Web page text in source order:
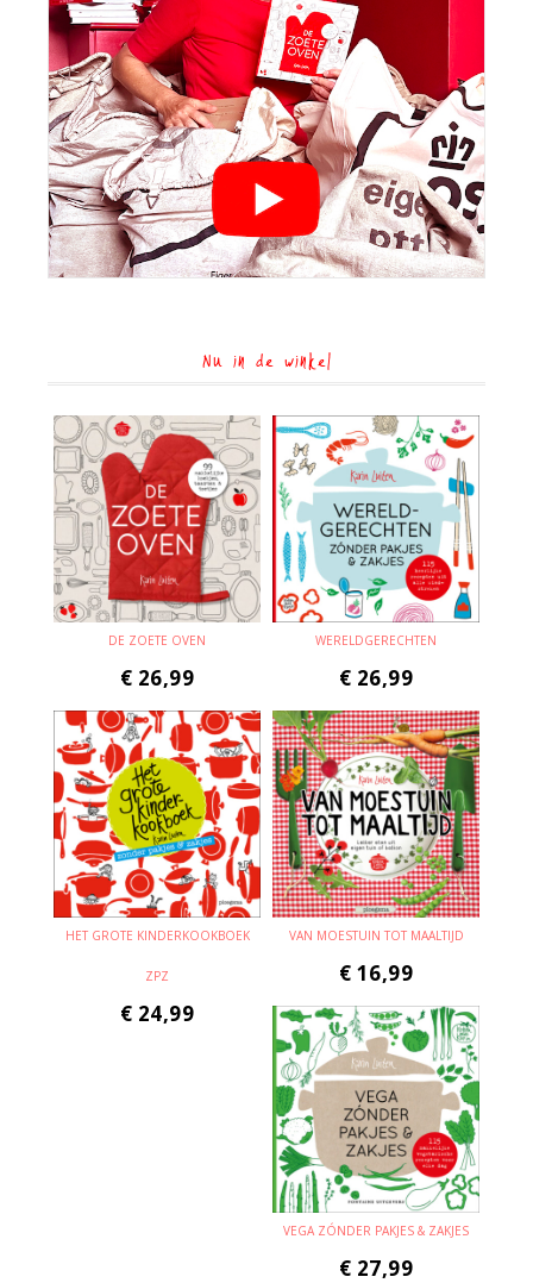
Nu in de winkel
DE ZOETE OVEN
€ 26,99
WERELDGERECHTEN
€ 26,99
HET GROTE KINDERKOOKBOEK
ZPZ
€ 24,99
VAN MOESTUIN TOT MAALTIJD
€ 16,99
VEGA ZÓNDER PAKJES & ZAKJES
€ 27,99